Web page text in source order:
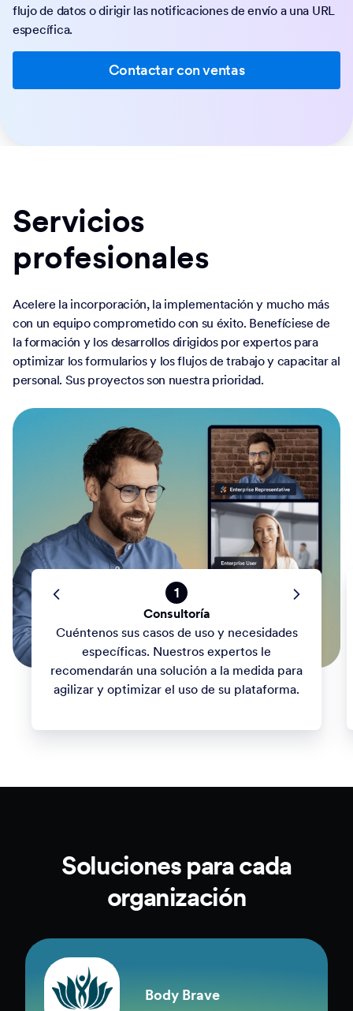
flujo de datos o dirigir las notificaciones de envío a una URL
específica.
Contactar con ventas
Servicios
profesionales
Acelere la incorporación, la implementación y mucho más
con un equipo comprometido con su éxito. Benefíciese de
la formación y los desarrollos dirigidos por expertos para
optimizar los formularios y los flujos de trabajo y capacitar al
personal. Sus proyectos son nuestra prioridad.
1
Consultoría
Cuéntenos sus casos de uso y necesidades
específicas. Nuestros expertos le
recomendarán una solución a la medida para
agilizar y optimizar el uso de su plataforma.
Soluciones para cada
organización
Body Brave